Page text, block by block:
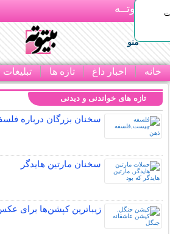
بـیتوتــه
منو
خانه اخبار داغ تازه ها تبلیغات
تازه های خواندنی و دیدنی
سخنان بزرگان درباره
سخنان مارتین هایدگر
زیباترین کپشن‌ها برای